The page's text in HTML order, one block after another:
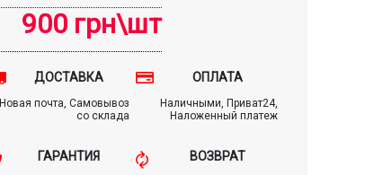
900 грн\шт
ДОСТАВКА
Новая почта, Самовывоз
со склада
ОПЛАТА
Наличными, Приват24,
Наложенный платеж
ГАРАНТИЯ ВОЗВРАТ